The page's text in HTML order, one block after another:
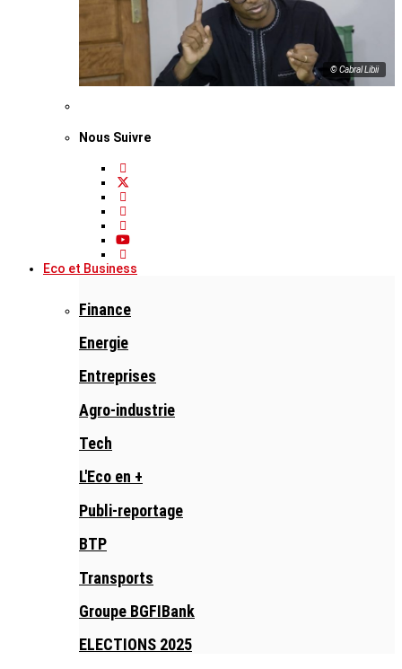
© Cabral Libii
Nous Suivre
Eco et Business
Finance
Energie
Entreprises
Agro-industrie
Tech
L'Eco en +
Publi-reportage
BTP
Transports
Groupe BGFIBank
ELECTIONS 2025